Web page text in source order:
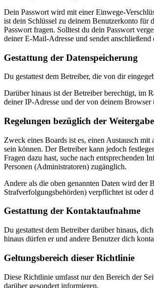
Dein Passwort wird mit einer Einwege-
ist dein Schlüssel zu deinem Benutzerkonto für
Passwort fragen. Solltest du dein Passwort
deiner E-Mail-Adresse und sendet
Gestattung der Datenspeicherung
Du gestattest dem Betreiber, die von dir
Darüber hinaus ist der Betreiber berechtigt, im
deiner IP-Adresse und der von deinem
Regelungen bezüglich der
Zweck eines Boards ist es, einen Austausch
sein können. Der Betreiber kann jedoch
Fragen dazu hast, suche nach entsprechenden
Personen (Administratoren) zugänglich.
Andere als die oben genannten Daten wird der
Strafverfolgungsbehörden) verpflichtet ist oder
Gestattung der Kontaktaufnahme
Du gestattest dem Betreiber darüber hinaus,
hinaus dürfen er und andere Benutzer dich
Geltungsbereich dieser Richtlinie
Diese Richtlinie umfasst nur den Bereich der
darüber gesondert informieren.